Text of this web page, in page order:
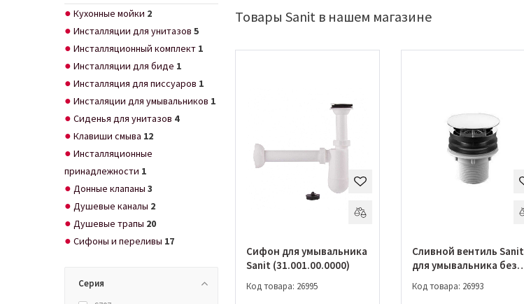
Кухонные мойки 2
Инсталляции для унитазов 5
Инсталляционный комплект 1
Инсталляции для биде 1
Инсталляция для писсуаров 1
Инсталяции для умывальников 1
Сиденья для унитазов 4
Клавиши смыва 12
Инсталляционные
принадлежности 1
Донные клапаны 3
Душевые каналы 2
Душевые трапы 20
Сифоны и переливы 17
Серия
Товары Sanit в нашем магазине
Сифон для умывальника
Sanit (31.001.00.0000)
Код товара: 26995
Сливной вентиль Sanit
для умывальника без
(30.006.00.0000)
Код товара: 26993